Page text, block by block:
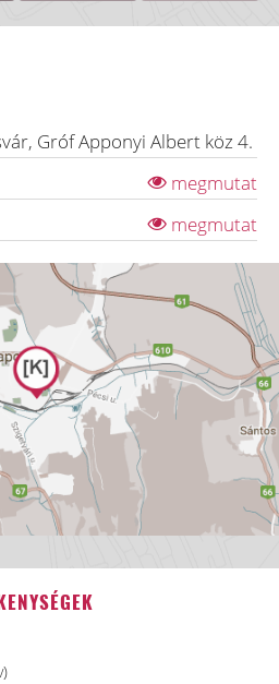
, Gróf Apponyi Albert köz 4.
megmutat
megmutat